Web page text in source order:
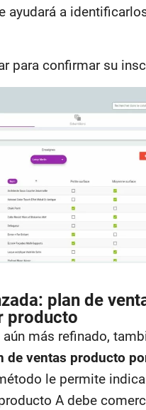
ayudará a
para confirmar su
plan de
producto
aún más refinado,
de ventas producto
le permite
A debe